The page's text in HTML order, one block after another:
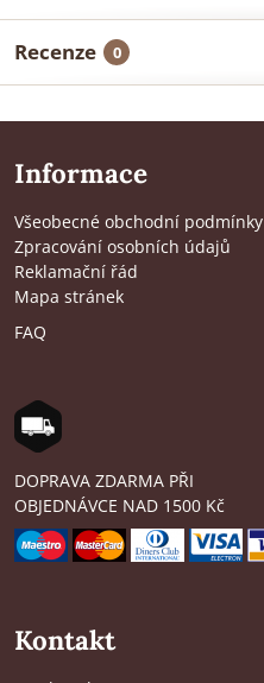
Recenze 0
Informace
Všeobecné obchodní podmínky
Zpracování osobních údajů
Reklamační řád
Mapa stránek
FAQ
DOPRAVA ZDARMA PŘI
OBJEDNÁVCE NAD 1500 Kč
Kontakt